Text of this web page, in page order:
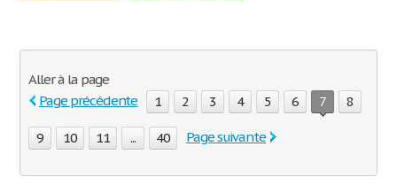
Aller à la page
Page précédente
1 2 3 4 5 6 7 8
9 10 11 ... 40 Page suivante